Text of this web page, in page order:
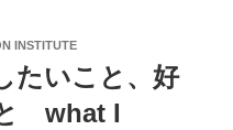
INSTITUTE
たいこと、好
what I